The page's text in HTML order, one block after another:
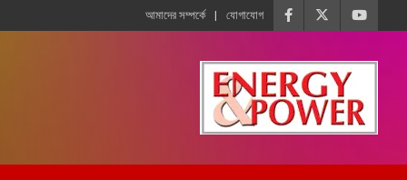
আমাদের সম্পর্কে যোগাযোগ